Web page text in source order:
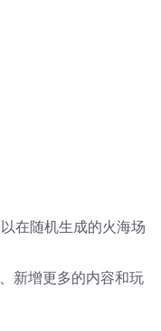
在随机生成的火海场
新增更多的内容和玩